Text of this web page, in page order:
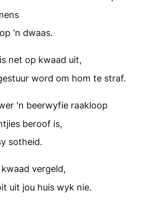
'n dwaas.
net op kwaad uit,
word om hom te straf.
'n beerwyfie raakloop
beroof is,
sotheid.
vergeld,
uit jou huis wyk nie.